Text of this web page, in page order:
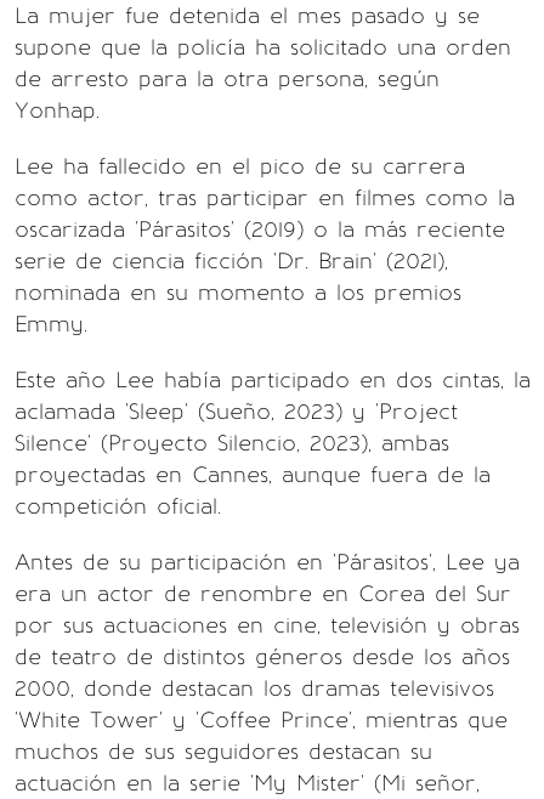
La mujer fue detenida el mes pasado y se
supone que la policía ha solicitado una orden
de arresto para la otra persona, según
Yonhap.
Lee ha fallecido en el pico de su carrera
como actor, tras participar en filmes como la
oscarizada 'Párasitos' (2019) o la más reciente
serie de ciencia ficción 'Dr. Brain' (2021),
nominada en su momento a los premios
Emmy.
Este año Lee había participado en dos cintas, la
aclamada 'Sleep' (Sueño, 2023) y 'Project
Silence' (Proyecto Silencio, 2023), ambas
proyectadas en Cannes, aunque fuera de la
competición oficial.
Antes de su participación en 'Párasitos', Lee ya
era un actor de renombre en Corea del Sur
por sus actuaciones en cine, televisión y obras
de teatro de distintos géneros desde los años
2000, donde destacan los dramas televisivos
'White Tower' y 'Coffee Prince', mientras que
muchos de sus seguidores destacan su
actuación en la serie 'My Mister' (Mi señor,